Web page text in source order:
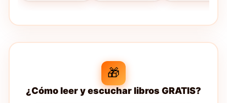
🎁
¿Cómo leer y escuchar libros GRATIS?